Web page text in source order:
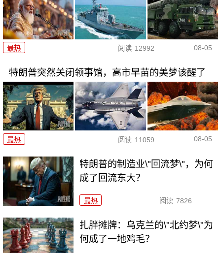
最热 阅读 12992 08-05
特朗普突然关闭领事馆，高市早苗的美梦该醒了
最热 阅读 11059 08-05
特朗普的制造业\"回流梦\"，为何
成了回流东大？
最热 阅读 7826
扎胖摊牌：乌克兰的\"北约梦\"为
何成了一地鸡毛？